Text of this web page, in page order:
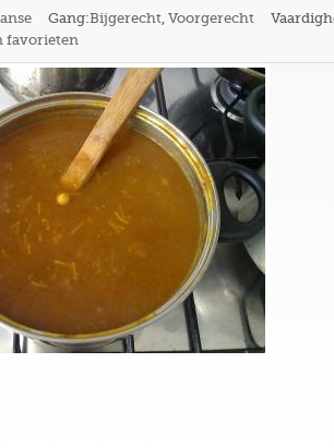
Gang:Bijgerecht, Voorgerecht
favorieten